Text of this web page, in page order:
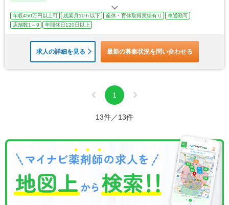
年収450万円以上可 残業月10ｈ以下 産休・育休取得実績有り
車通勤可
店舗数1～9
年間休日120日以上
求人の詳細を見る 最新の募集状況を問い合わせる
1
13件／13件